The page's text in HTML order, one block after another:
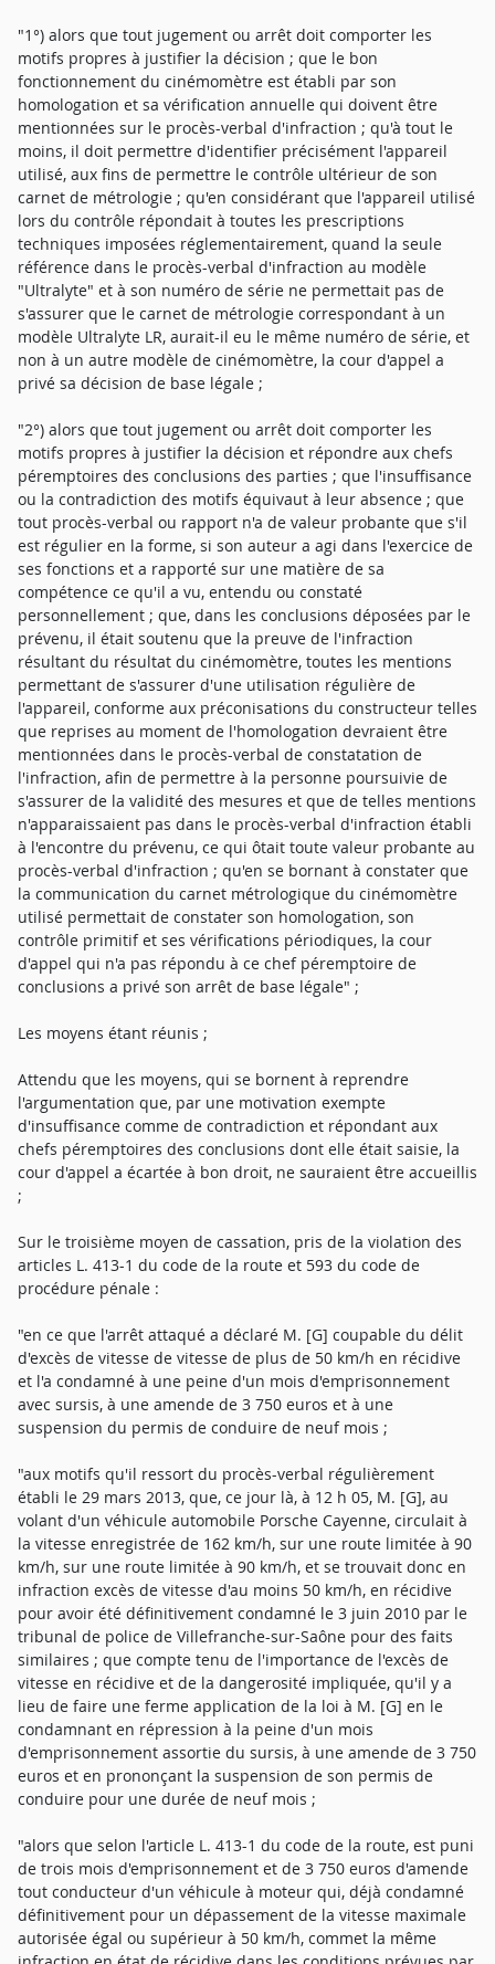
"1°) alors que tout jugement ou arrêt doit comporter les
motifs propres à justifier la décision ; que le bon
fonctionnement du cinémomètre est établi par son
homologation et sa vérification annuelle qui doivent être
mentionnées sur le procès-verbal d'infraction ; qu'à tout le
moins, il doit permettre d'identifier précisément l'appareil
utilisé, aux fins de permettre le contrôle ultérieur de son
carnet de métrologie ; qu'en considérant que l'appareil utilisé
lors du contrôle répondait à toutes les prescriptions
techniques imposées réglementairement, quand la seule
référence dans le procès-verbal d'infraction au modèle
"Ultralyte" et à son numéro de série ne permettait pas de
s'assurer que le carnet de métrologie correspondant à un
modèle Ultralyte LR, aurait-il eu le même numéro de série, et
non à un autre modèle de cinémomètre, la cour d'appel a
privé sa décision de base légale ;
"2°) alors que tout jugement ou arrêt doit comporter les
motifs propres à justifier la décision et répondre aux chefs
péremptoires des conclusions des parties ; que l'insuffisance
ou la contradiction des motifs équivaut à leur absence ; que
tout procès-verbal ou rapport n'a de valeur probante que s'il
est régulier en la forme, si son auteur a agi dans l'exercice de
ses fonctions et a rapporté sur une matière de sa
compétence ce qu'il a vu, entendu ou constaté
personnellement ; que, dans les conclusions déposées par le
prévenu, il était soutenu que la preuve de l'infraction
résultant du résultat du cinémomètre, toutes les mentions
permettant de s'assurer d'une utilisation régulière de
l'appareil, conforme aux préconisations du constructeur telles
que reprises au moment de l'homologation devraient être
mentionnées dans le procès-verbal de constatation de
l'infraction, afin de permettre à la personne poursuivie de
s'assurer de la validité des mesures et que de telles mentions
n'apparaissaient pas dans le procès-verbal d'infraction établi
à l'encontre du prévenu, ce qui ôtait toute valeur probante au
procès-verbal d'infraction ; qu'en se bornant à constater que
la communication du carnet métrologique du cinémomètre
utilisé permettait de constater son homologation, son
contrôle primitif et ses vérifications périodiques, la cour
d'appel qui n'a pas répondu à ce chef péremptoire de
conclusions a privé son arrêt de base légale" ;
Les moyens étant réunis ;
Attendu que les moyens, qui se bornent à reprendre
l'argumentation que, par une motivation exempte
d'insuffisance comme de contradiction et répondant aux
chefs péremptoires des conclusions dont elle était saisie, la
cour d'appel a écartée à bon droit, ne sauraient être accueillis
;
Sur le troisième moyen de cassation, pris de la violation des
articles L. 413-1 du code de la route et 593 du code de
procédure pénale :
"en ce que l'arrêt attaqué a déclaré M. [G] coupable du délit
d'excès de vitesse de vitesse de plus de 50 km/h en récidive
et l'a condamné à une peine d'un mois d'emprisonnement
avec sursis, à une amende de 3 750 euros et à une
suspension du permis de conduire de neuf mois ;
"aux motifs qu'il ressort du procès-verbal régulièrement
établi le 29 mars 2013, que, ce jour là, à 12 h 05, M. [G], au
volant d'un véhicule automobile Porsche Cayenne, circulait à
la vitesse enregistrée de 162 km/h, sur une route limitée à 90
km/h, sur une route limitée à 90 km/h, et se trouvait donc en
infraction excès de vitesse d'au moins 50 km/h, en récidive
pour avoir été définitivement condamné le 3 juin 2010 par le
tribunal de police de Villefranche-sur-Saône pour des faits
similaires ; que compte tenu de l'importance de l'excès de
vitesse en récidive et de la dangerosité impliquée, qu'il y a
lieu de faire une ferme application de la loi à M. [G] en le
condamnant en répression à la peine d'un mois
d'emprisonnement assortie du sursis, à une amende de 3 750
euros et en prononçant la suspension de son permis de
conduire pour une durée de neuf mois ;
"alors que selon l'article L. 413-1 du code de la route, est puni
de trois mois d'emprisonnement et de 3 750 euros d'amende
tout conducteur d'un véhicule à moteur qui, déjà condamné
définitivement pour un dépassement de la vitesse maximale
autorisée égal ou supérieur à 50 km/h, commet la même